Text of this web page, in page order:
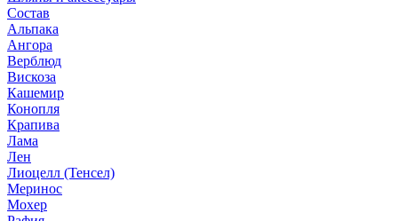
Состав
Альпака
Ангора
Верблюд
Вискоза
Кашемир
Конопля
Крапива
Лама
Лен
Лиоцелл (Тенсел)
Меринос
Мохер